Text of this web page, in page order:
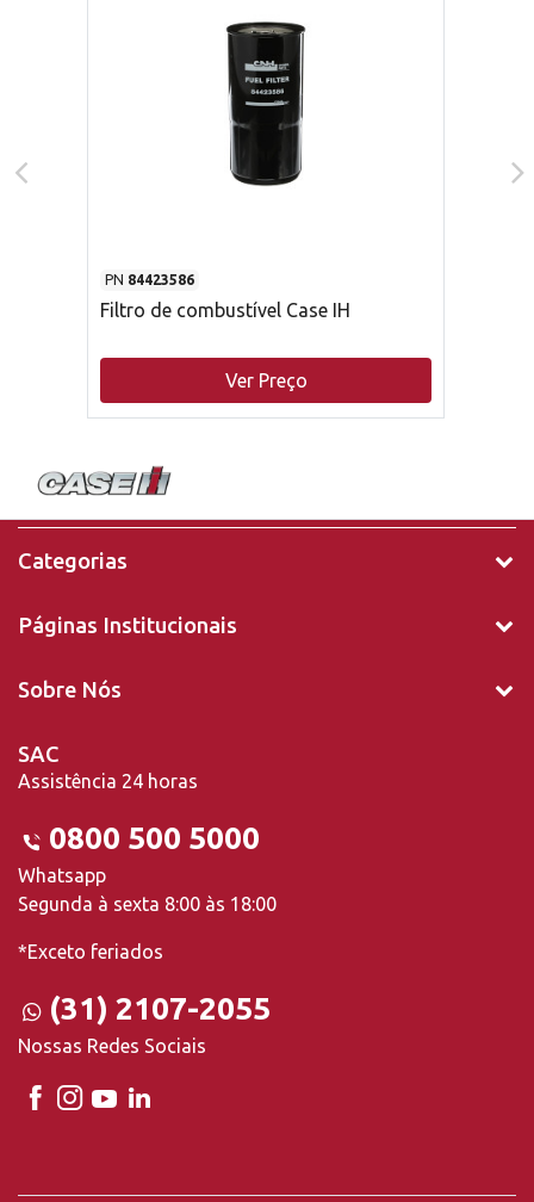
PN 84423586
Filtro de combustível Case IH
Ver Preço
Categorias
Páginas Institucionais
Sobre Nós
SAC
Assistência 24 horas
0800 500 5000
Whatsapp
Segunda à sexta 8:00 às 18:00
*Exceto feriados
(31) 2107-2055
Nossas Redes Sociais